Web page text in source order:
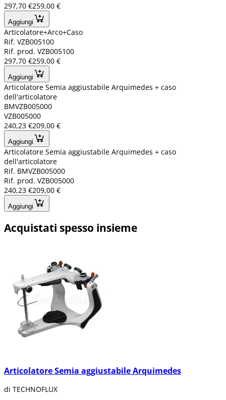
297,70 €259,00 €
Aggiungi
Articolatore+Arco+Caso
Rif. VZB005100
Rif. prod. VZB005100
297,70 €259,00 €
Aggiungi
Articolatore Semia aggiustabile Arquimedes + caso
dell'articolatore
BMVZB005000
VZB005000
240,23 €209,00 €
Aggiungi
Articolatore Semia aggiustabile Arquimedes + caso
dell'articolatore
Rif. BMVZB005000
Rif. prod. VZB005000
240,23 €209,00 €
Aggiungi
Acquistati spesso insieme
Articolatore Semia aggiustabile Arquimedes
di TECHNOFLUX